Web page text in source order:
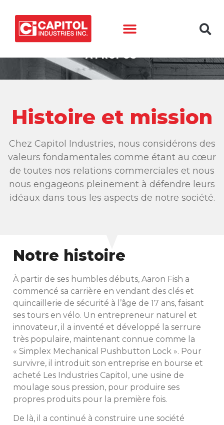
À PROPOS
Histoire et mission
Chez Capitol Industries, nous considérons des
valeurs fondamentales comme étant au cœur
de toutes nos relations commerciales et nous
nous engageons pleinement à défendre leurs
idéaux dans tous les aspects de notre société.
Notre histoire
À partir de ses humbles débuts, Aaron Fish a
commencé sa carrière en vendant des clés et
quincaillerie de sécurité à l’âge de 17 ans, faisant
ses tours en vélo. Un entrepreneur naturel et
innovateur, il a inventé et développé la serrure
très populaire, maintenant connue comme la
« Simplex Mechanical Pushbutton Lock ». Pour
survivre, il introduit son entreprise en bourse et
acheté Les Industries Capitol, une usine de
moulage sous pression, pour produire ses
propres produits pour la première fois.
De là, il a continué à construire une société